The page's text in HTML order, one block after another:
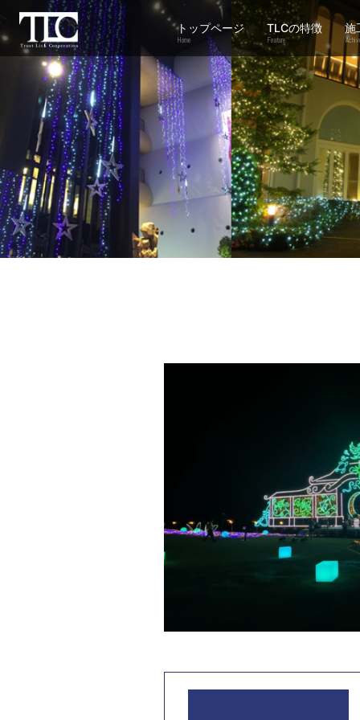
トップページ
Home
TLCの特徴
Feature
施